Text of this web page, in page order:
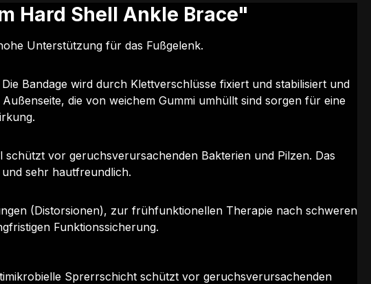
Hard Shell Ankle Brace"
Unterstützung für das Fußgelenk.
Bandage wird durch Klettverschlüsse fixiert und stabilisiert und
die von weichem Gummi umhüllt sind sorgen für eine
vor geruchsverursachenden Bakterien und Pilzen. Das
sehr hautfreundlich.
(Distorsionen), zur frühfunktionellen Therapie nach schweren
Funktionssicherung.
Sprerrschicht schützt vor geruchsverursachenden